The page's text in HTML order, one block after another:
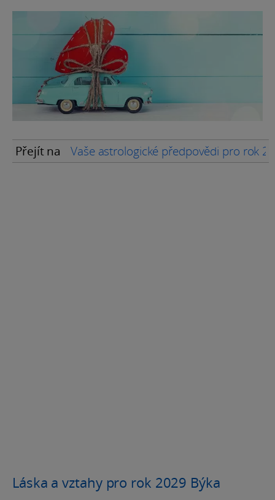
Přejít na Vaše astrologické předpovědi pro rok
Láska a vztahy pro rok 2029 Býka